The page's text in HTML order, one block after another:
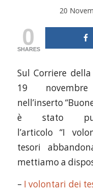
20
0
SHARES
Sul Corriere
19
nell’inserto
è stato
l’articolo “I
tesori
mettiamo a
– I volontari dei